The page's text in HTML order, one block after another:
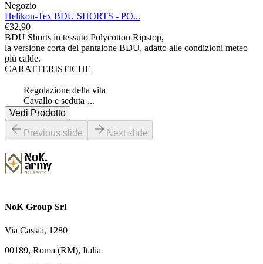
Negozio
Helikon-Tex BDU SHORTS - PO...
€32,90
BDU Shorts in tessuto Polycotton Ripstop,
la versione corta del pantalone BDU, adatto alle condizioni meteo
più calde.
CARATTERISTICHE
Cavallo e seduta ...
Vedi Prodotto
Previous slide
Next slide
NoK Group Srl
Via Cassia, 1280
00189, Roma (RM), Italia